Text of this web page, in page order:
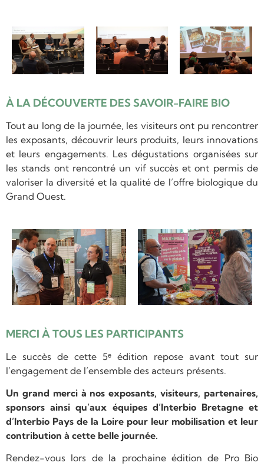
À LA DÉCOUVERTE DES SAVOIR-FAIRE BIO
Tout au long de la journée, les visiteurs ont pu rencontrer
les exposants, découvrir leurs produits, leurs innovations
et leurs engagements. Les dégustations organisées sur
les stands ont rencontré un vif succès et ont permis de
valoriser la diversité et la qualité de l’offre biologique du
Grand Ouest.
MERCI À TOUS LES PARTICIPANTS
Le succès de cette 5ᵉ édition repose avant tout sur
l’engagement de l’ensemble des acteurs présents.
Un grand merci à nos exposants, visiteurs, partenaires,
sponsors ainsi qu’aux équipes d’Interbio Bretagne et
d’Interbio Pays de la Loire pour leur mobilisation et leur
contribution à cette belle journée.
Rendez-vous lors de la prochaine édition de Pro Bio